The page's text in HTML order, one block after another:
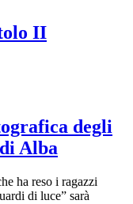
II
degli
Alba
ha reso i ragazzi
di luce” sarà